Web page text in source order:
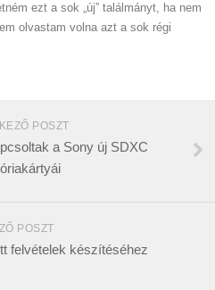
ezt a sok „új” találmányt, ha nem
olvastam volna azt a sok régi
POSZT
a Sony új SDXC
POSZT
felvételek készítéséhez